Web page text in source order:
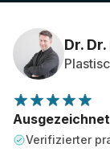
Dr.
Verifizierter